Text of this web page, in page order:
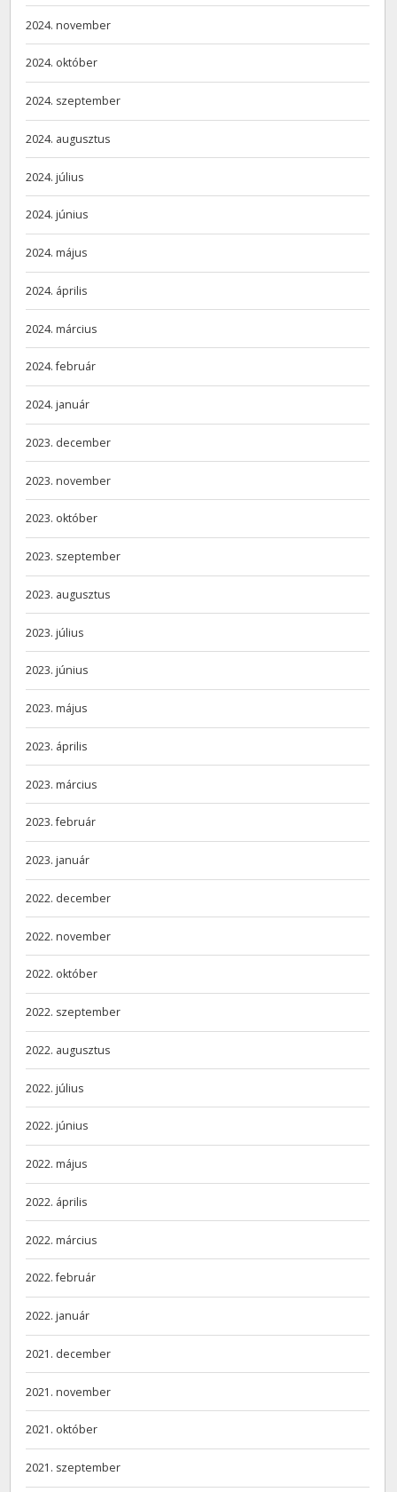
2024. november
2024. október
2024. szeptember
2024. augusztus
2024. július
2024. június
2024. május
2024. április
2024. március
2024. február
2024. január
2023. december
2023. november
2023. október
2023. szeptember
2023. augusztus
2023. július
2023. június
2023. május
2023. április
2023. március
2023. február
2023. január
2022. december
2022. november
2022. október
2022. szeptember
2022. augusztus
2022. július
2022. június
2022. május
2022. április
2022. március
2022. február
2022. január
2021. december
2021. november
2021. október
2021. szeptember